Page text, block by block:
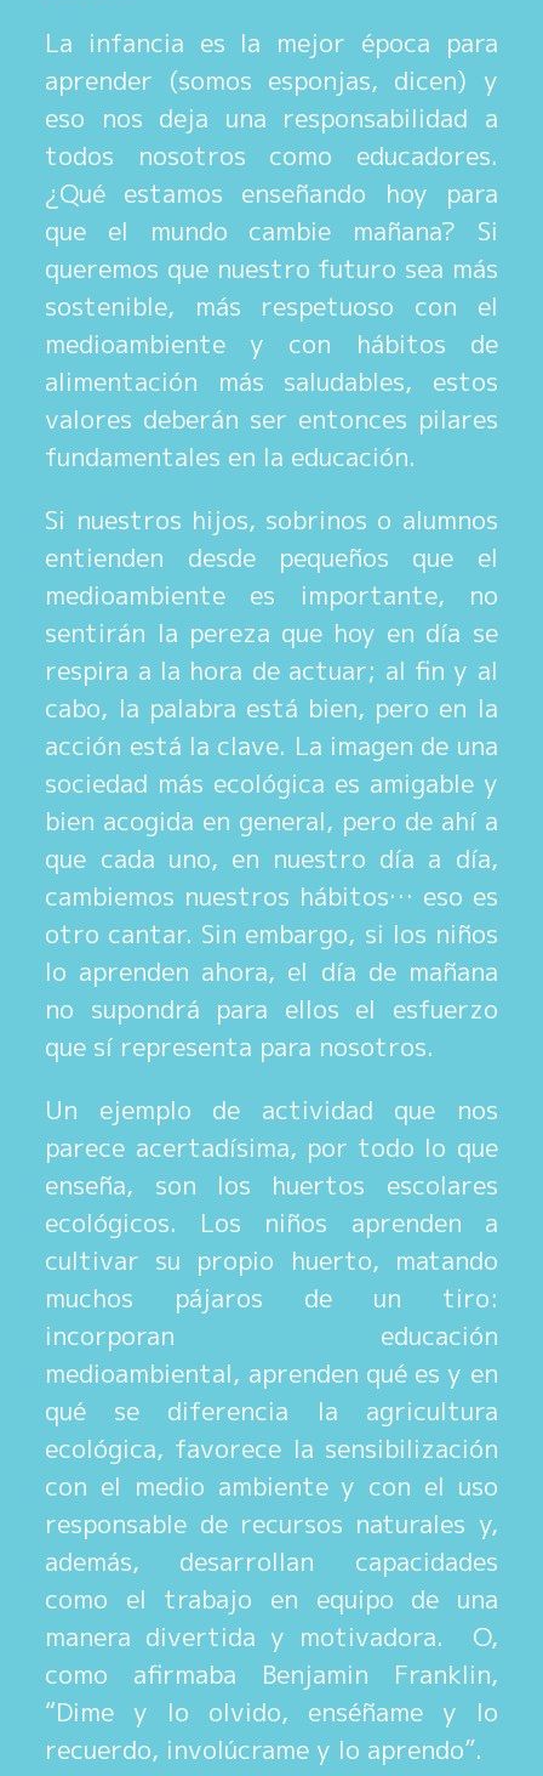
La infancia es la mejor época para
aprender (somos esponjas, dicen) y
eso nos deja una responsabilidad a
todos nosotros como educadores.
¿Qué estamos enseñando hoy para
que el mundo cambie mañana? Si
queremos que nuestro futuro sea más
sostenible, más respetuoso con el
medioambiente y con hábitos de
alimentación más saludables, estos
valores deberán ser entonces pilares
fundamentales en la educación.
Si nuestros hijos, sobrinos o alumnos
entienden desde pequeños que el
medioambiente es importante, no
sentirán la pereza que hoy en día se
respira a la hora de actuar; al fin y al
cabo, la palabra está bien, pero en la
acción está la clave. La imagen de una
sociedad más ecológica es amigable y
bien acogida en general, pero de ahí a
que cada uno, en nuestro día a día,
cambiemos nuestros hábitos… eso es
otro cantar. Sin embargo, si los niños
lo aprenden ahora, el día de mañana
no supondrá para ellos el esfuerzo
que sí representa para nosotros.
Un ejemplo de actividad que nos
parece acertadísima, por todo lo que
enseña, son los huertos escolares
ecológicos. Los niños aprenden a
cultivar su propio huerto, matando
muchos pájaros de un tiro:
incorporan educación
medioambiental, aprenden qué es y en
qué se diferencia la agricultura
ecológica, favorece la sensibilización
con el medio ambiente y con el uso
responsable de recursos naturales y,
además, desarrollan capacidades
como el trabajo en equipo de una
manera divertida y motivadora. O,
como afirmaba Benjamin Franklin,
“Dime y lo olvido, enséñame y lo
recuerdo, involúcrame y lo aprendo”.